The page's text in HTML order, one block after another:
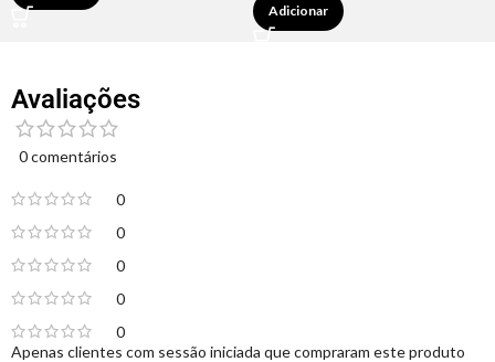
Adicionar
Avaliações
0 comentários
0
0
0
0
0
Apenas clientes com sessão iniciada que compraram este produto